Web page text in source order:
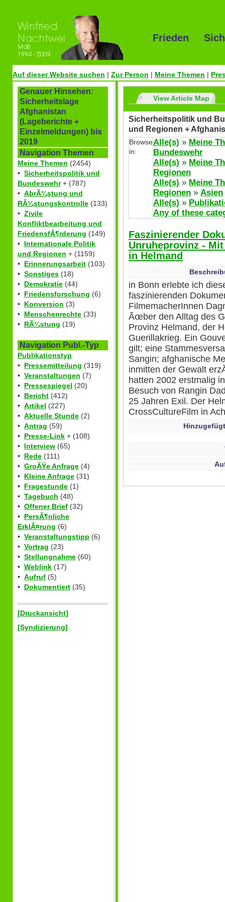
Frieden
Auf dieser Website suchen | Zur Person | Meine Themen |
Genauer Hinsehen:
Sicherheitslage
Afghanistan
(Lageberichte +
Einzelmeldungen) bis
2019
Navigation Themen
Meine Themen (2454)
• Sicherheitspolitik und
Bundeswehr+ (787)
• AbrÃ¼stung und
RÃ¼stungskontrolle (133)
• Zivile
Konfliktbearbeitung und
FriedensfÃ¶rderung (149)
• Internationale Politik
und Regionen + (1159)
• Erinnerungsarbeit (103)
• Sonstiges (18)
• Demokratie (44)
• Friedensforschung (6)
• Konversion (3)
• Menschenrechte (33)
• RÃ¼stung (19)
Navigation Publ.-Typ
Publikationstyp
• Pressemitteilung (319)
• Veranstaltungen (7)
• Pressespiegel (20)
• Bericht (412)
• Artikel (227)
• Aktuelle Stunde (2)
• Antrag (59)
• Presse-Link + (108)
• Interview (65)
• Rede (111)
• GroÃŸe Anfrage (4)
• Kleine Anfrage (31)
• Fragestunde (1)
• Tagebuch (48)
• Offener Brief (32)
• PersÃ¶nliche
ErklÃ¤rung (6)
• Veranstaltungstipp (6)
• Vortrag (23)
• Stellungnahme (60)
• Weblink (17)
• Aufruf (5)
• Dokumentiert (35)
[Druckansicht]
[Syndizierung]
View Article Map
Sicherheitspolitik und
und Regionen +
Browse
in:
Alle(s) » Meine
Bundeswehr
Alle(s) » Meine
Regionen
Alle(s) » Meine
Regionen » Asien
Alle(s) »
Any of these
Faszinierender
Unruheprovinz -
in Helmand
in Bonn erlebte ich
faszinierenden
FilmemacherInnen
Ãœber den Alltag des
Provinz Helmand, der
Guerillakrieg. Ein
gilt; eine
Sangin; afghanische
inmitten der Gewalt
hatten 2002 erstmalig
Besuch von Rangin
25 Jahren Exil. Der
CrossCultureFilm in